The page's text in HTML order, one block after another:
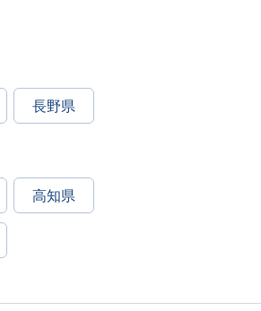
長野県
高知県